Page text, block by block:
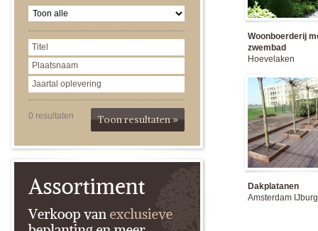
0 resultaten Toon resultaten »
Woonboerderij
zwembad
Hoevelaken
Dakplatanen
Amsterdam IJburg